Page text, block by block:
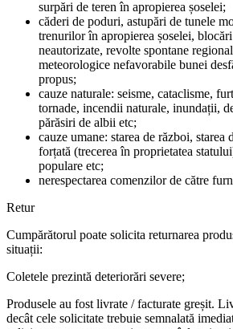
surpări de teren în apropierea șoselei;
căderi de poduri, astupări de tunele
trenurilor în apropierea șoselei,
neautorizate, revolte spontane
meteorologice nefavorabile bunei
propus;
cauze naturale: seisme, cataclisme,
tornade, incendii naturale, inundații,
părăsiri de albii etc;
cauze umane: starea de război, starea
forțată (trecerea în proprietatea
populare etc;
nerespectarea comenzilor de către
Retur
Cumpărătorul poate solicita returnarea
situații:
Coletele prezintă deteriorări severe;
Produsele au fost livrate / facturate greșit.
decât cele solicitate trebuie semnalată